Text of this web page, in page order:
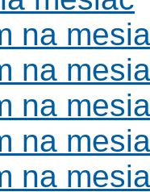
na
na
na
na
na